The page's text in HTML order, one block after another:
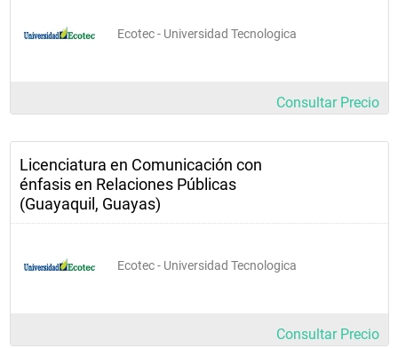
Ecotec - Universidad Tecnologica
Consultar Precio
Licenciatura en Comunicación con
énfasis en Relaciones Públicas
(Guayaquil, Guayas)
Ecotec - Universidad Tecnologica
Consultar Precio